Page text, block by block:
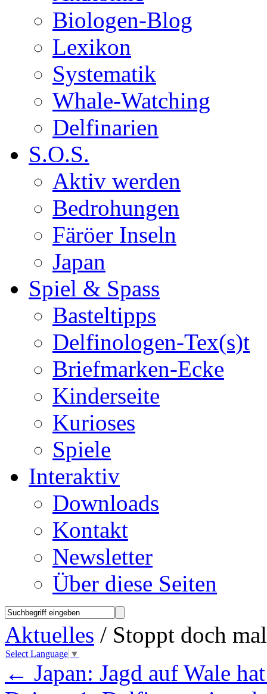
Biologen-Blog
Lexikon
Systematik
Whale-Watching
Delfinarien
S.O.S.
Aktiv werden
Bedrohungen
Färöer Inseln
Japan
Spiel & Spass
Basteltipps
Delfinologen-Tex(s)t
Briefmarken-Ecke
Kinderseite
Kurioses
Spiele
Interaktiv
Downloads
Kontakt
Newsletter
Über diese Seiten
Aktuelles / Stoppt doch
Select Language ▼
← Japan: Jagd auf Wale